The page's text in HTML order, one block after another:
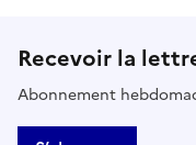
Recevoir la
Abonnement